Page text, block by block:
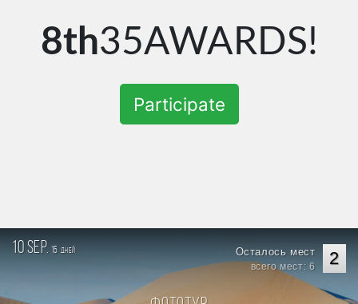
8th35AWARDS!
Participate
10 sep. 15 дней 2
Осталось мест
всего мест: 6